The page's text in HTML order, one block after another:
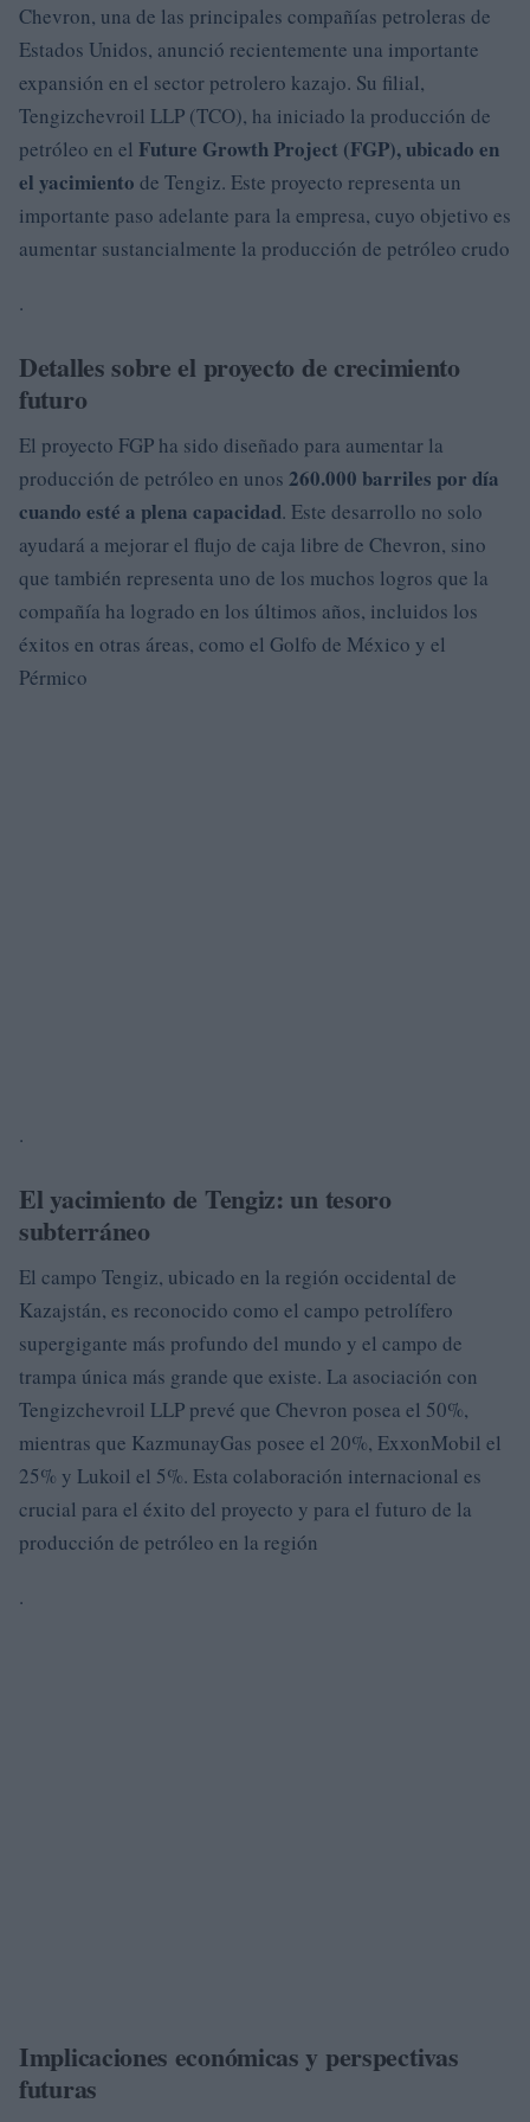
Chevron, una de las principales compañías petroleras de
Estados Unidos, anunció recientemente una importante
expansión en el sector petrolero kazajo. Su filial,
Tengizchevroil LLP (TCO), ha iniciado la producción de
petróleo en el Future Growth Project (FGP), ubicado en
el yacimiento de Tengiz. Este proyecto representa un
importante paso adelante para la empresa, cuyo objetivo es
aumentar sustancialmente la producción de petróleo crudo
.
Detalles sobre el proyecto de crecimiento
futuro
El proyecto FGP ha sido diseñado para aumentar la
producción de petróleo en unos 260.000 barriles por día
cuando esté a plena capacidad. Este desarrollo no solo
ayudará a mejorar el flujo de caja libre de Chevron, sino
que también representa uno de los muchos logros que la
compañía ha logrado en los últimos años, incluidos los
éxitos en otras áreas, como el Golfo de México y el
Pérmico
.
El yacimiento de Tengiz: un tesoro
subterráneo
El campo Tengiz, ubicado en la región occidental de
Kazajstán, es reconocido como el campo petrolífero
supergigante más profundo del mundo y el campo de
trampa única más grande que existe. La asociación con
Tengizchevroil LLP prevé que Chevron posea el 50%,
mientras que KazmunayGas posee el 20%, ExxonMobil el
25% y Lukoil el 5%. Esta colaboración internacional es
crucial para el éxito del proyecto y para el futuro de la
producción de petróleo en la región
.
Implicaciones económicas y perspectivas
futuras